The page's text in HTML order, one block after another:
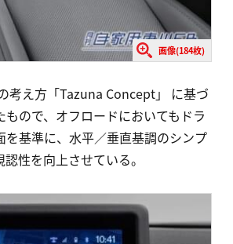
画像(184枚)
考え方「Tazuna Concept」 に基づ
ので、オフロードにおいてもドラ
基準に、水平／垂直基調のシンプ
性を向上させている。